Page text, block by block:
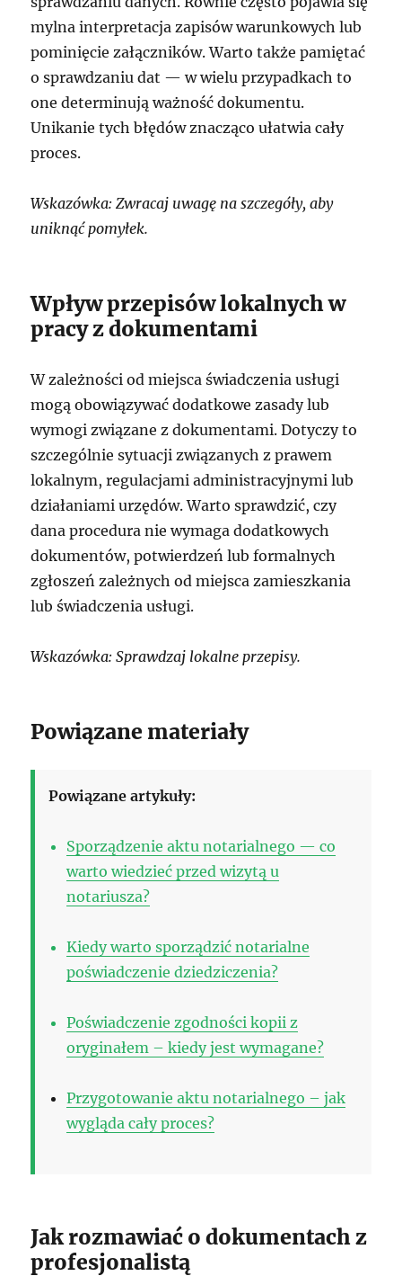
mylna interpretacja zapisów warunkowych lub
pominięcie załączników. Warto także pamiętać
o sprawdzaniu dat — w wielu przypadkach to
one determinują ważność dokumentu.
Unikanie tych błędów znacząco ułatwia cały
proces.
Wskazówka: Zwracaj uwagę na szczegóły, aby
uniknąć pomyłek.
Wpływ przepisów lokalnych w
pracy z dokumentami
W zależności od miejsca świadczenia usługi
mogą obowiązywać dodatkowe zasady lub
wymogi związane z dokumentami. Dotyczy to
szczególnie sytuacji związanych z prawem
lokalnym, regulacjami administracyjnymi lub
działaniami urzędów. Warto sprawdzić, czy
dana procedura nie wymaga dodatkowych
dokumentów, potwierdzeń lub formalnych
zgłoszeń zależnych od miejsca zamieszkania
lub świadczenia usługi.
Wskazówka: Sprawdzaj lokalne przepisy.
Powiązane materiały
Powiązane artykuły:
Sporządzenie aktu notarialnego — co
warto wiedzieć przed wizytą u
notariusza?
Kiedy warto sporządzić notarialne
poświadczenie dziedziczenia?
Poświadczenie zgodności kopii z
oryginałem – kiedy jest wymagane?
Przygotowanie aktu notarialnego – jak
wygląda cały proces?
Jak rozmawiać o dokumentach z
profesjonalistą